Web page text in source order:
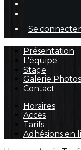
Se connecter
Présentation
L'équipe
Stage
Galerie Photos
Contact
Horaires
Accès
Tarifs
Adhésions en